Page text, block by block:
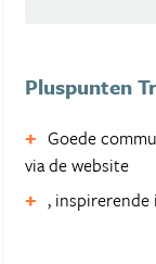
Pluspunten
Goede
via de website
, inspirerende